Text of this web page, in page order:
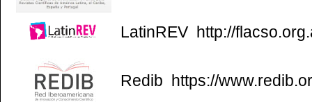
LatinREV http://
Redib https://